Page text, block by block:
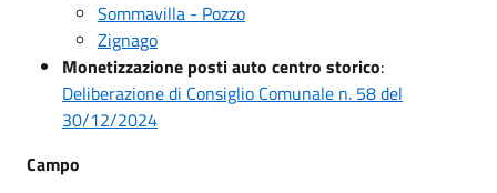
Sommavilla - Pozzo
Zignago
Monetizzazione posti auto centro storico:
Deliberazione di Consiglio Comunale n. 58 del
30/12/2024
Campo